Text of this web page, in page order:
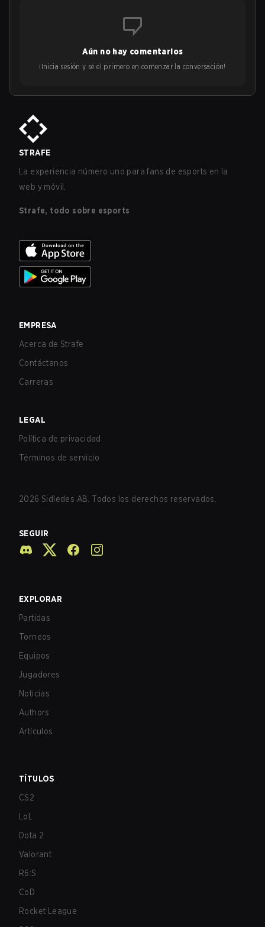
Aún no hay comentarios
¡Inicia sesión y sé el primero en comenzar la conversación!
STRAFE
La experiencia número uno para fans de esports en la
web y móvil.
Strafe, todo sobre esports
EMPRESA
Acerca de Strafe
Contáctanos
Carreras
LEGAL
Política de privacidad
Términos de servicio
2026 Sidledes AB. Todos los derechos reservados.
SEGUIR
EXPLORAR
Partidas
Torneos
Equipos
Jugadores
Noticias
Authors
Artículos
TÍTULOS
CS2
LoL
Dota 2
Valorant
R6:S
CoD
Rocket League